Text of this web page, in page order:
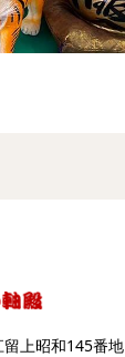
上昭和145番地